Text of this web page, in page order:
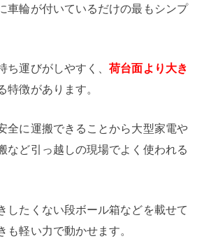
車輪が付いているだけの最もシンプ
ち運びがしやすく、荷台面より大き
特徴があります。
全に運搬できることから大型家電や
など引っ越しの現場でよく使われる
したくない段ボール箱などを載せて
も軽い力で動かせます。